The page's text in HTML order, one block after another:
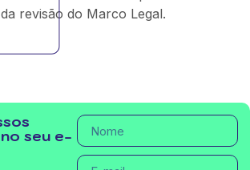
revisão do Marco Legal.
seu e-